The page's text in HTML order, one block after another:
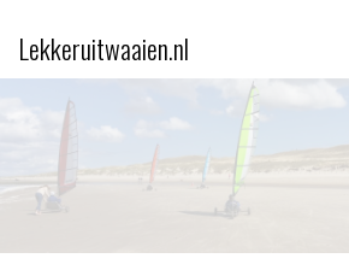
Lekkeruitwaaien.nl